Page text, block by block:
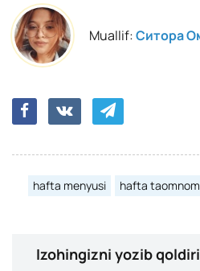
Muallif:Ситора
hafta menyusi hafta
Izohingizni yozib